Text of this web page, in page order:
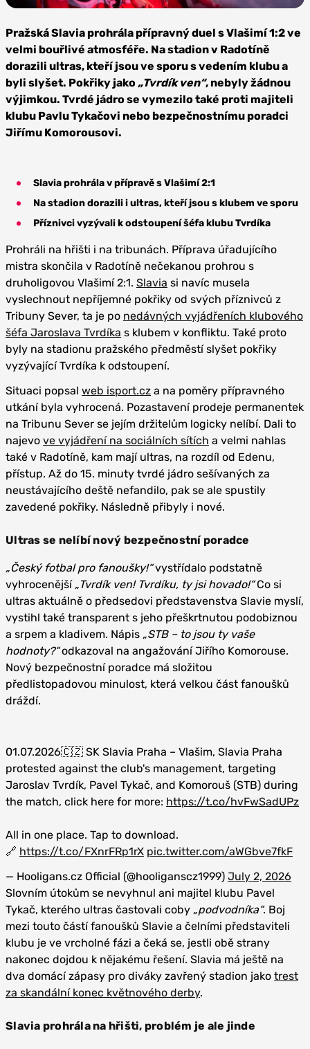
Slavia Praha
Pražská Slavia prohrála přípravný duel s Vlašimí 1:2 ve
velmi bouřlivé atmosféře. Na stadion v Radotíně
dorazili ultras, kteří jsou ve sporu s vedením klubu a
byli slyšet. Pokřiky jako„Tvrdík ven“, nebyly žádnou
výjimkou. Tvrdé jádro se vymezilo také proti majiteli
klubu Pavlu Tykačovi nebo bezpečnostnímu poradci
Jiřímu Komorousovi.
Slavia prohrála v přípravě s Vlašimí 2:1
Na stadion dorazili i ultras, kteří jsou s klubem ve sporu
Příznivci vyzývali k odstoupení šéfa klubu Tvrdíka
Prohráli na hřišti i na tribunách. Příprava úřadujícího
mistra skončila v Radotíně nečekanou prohrou s
druholigovou Vlašimí 2:1. Slavia si navíc musela
vyslechnout nepříjemné pokřiky od svých příznivců z
Tribuny Sever, ta je po nedávných vyjádřeních klubového
šéfa Jaroslava Tvrdíka s klubem v konfliktu. Také proto
byly na stadionu pražského předměstí slyšet pokřiky
vyzývající Tvrdíka k odstoupení.
Situaci popsal web isport.cz a na poměry přípravného
utkání byla vyhrocená. Pozastavení prodeje permanentek
na Tribunu Sever se jejím držitelům logicky nelíbí. Dali to
najevo ve vyjádření na sociálních sítích a velmi nahlas
také v Radotíně, kam mají ultras, na rozdíl od Edenu,
přístup. Až do 15. minuty tvrdé jádro sešívaných za
neustávajícího deště nefandilo, pak se ale spustily
zavedené pokřiky. Následně přibyly i nové.
Ultras se nelíbí nový bezpečnostní poradce
„Český fotbal pro fanoušky!“vystřídalo podstatně
vyhrocenější „Tvrdík ven! Tvrdíku, ty jsi hovado!“Co si
ultras aktuálně o předsedovi představenstva Slavie myslí,
vystihl také transparent s jeho přeškrtnutou podobiznou
a srpem a kladivem. Nápis „STB – to jsou ty vaše
hodnoty?“odkazoval na angažování Jiřího Komorouse.
Nový bezpečnostní poradce má složitou
předlistopadovou minulost, která velkou část fanoušků
dráždí.
01.07.2026🇨🇿 SK Slavia Praha – Vlašim, Slavia Praha
protested against the club's management, targeting
Jaroslav Tvrdík, Pavel Tykač, and Komorouš (STB) during
the match, click here for more: https://t.co/hvFwSadUPz
All in one place. Tap to download.
🔗 https://t.co/FXnrFRp1rX pic.twitter.com/aWGbve7fkF
— Hooligans.cz Official (@hooliganscz1999) July 2, 2026
Slovním útokům se nevyhnul ani majitel klubu Pavel
Tykač, kterého ultras častovali coby „podvodníka“. Boj
mezi touto částí fanoušků Slavie a čelními představiteli
klubu je ve vrcholné fázi a čeká se, jestli obě strany
nakonec dojdou k nějakému řešení. Slavia má ještě na
dva domácí zápasy pro diváky zavřený stadion jako trest
za skandální konec květnového derby.
Slavia prohrála na hřišti, problém je ale jinde